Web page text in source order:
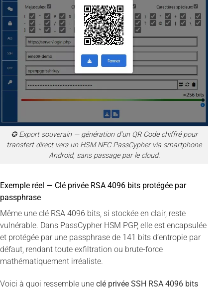
✪ Export souverain — génération d’un QR Code chiffré pour
transfert direct vers un HSM NFC PassCypher via smartphone
Android, sans passage par le cloud.
Exemple réel — Clé privée RSA 4096 bits protégée par
passphrase
Même une clé RSA 4096 bits, si stockée en clair, reste
vulnérable. Dans PassCypher HSM PGP, elle est encapsulée
et protégée par une passphrase de 141 bits d’entropie par
défaut, rendant toute exfiltration ou brute-force
mathématiquement irréaliste.
Voici à quoi ressemble une clé privée SSH RSA 4096 bits